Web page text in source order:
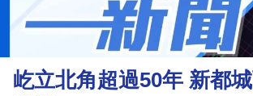
樓
市
財
屹立北角超過50年 新都